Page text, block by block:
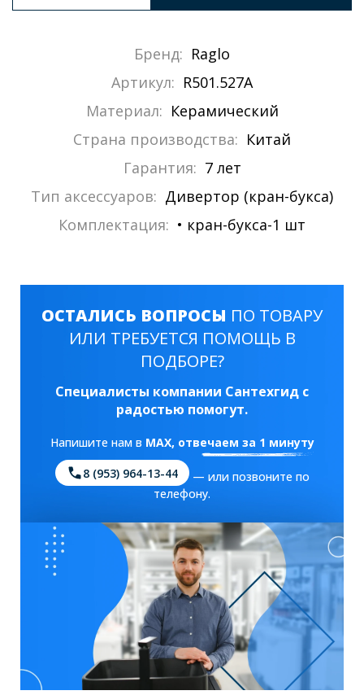
Бренд: Raglo
Артикул: R501.527A
Материал: Керамический
Страна производства: Китай
Гарантия: 7 лет
Тип аксессуаров: Дивертор (кран-букса)
Комплектация: • кран-букса-1 шт
ОСТАЛИСЬ ВОПРОСЫ ПО ТОВАРУ
ИЛИ ТРЕБУЕТСЯ ПОМОЩЬ В
ПОДБОРЕ?
Специалисты компании Сантехгид с
радостью помогут.
Напишите нам в MAX, отвечаем за 1 минуту
8 (953) 964-13-44
— или позвоните по
телефону.